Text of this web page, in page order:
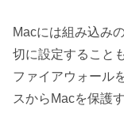
Macには組み込み
切に設定すること
ファイアウォール
スからMacを保護